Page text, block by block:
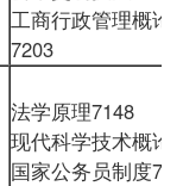
工商行政管理概论
7203
法学原理7148
现代科学技术概论
国家公务员制度